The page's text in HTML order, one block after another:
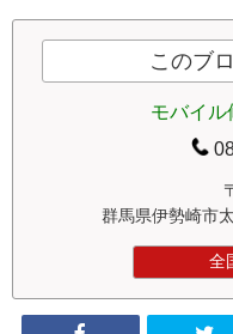
このブ
モバイル
群馬県伊勢崎市
全